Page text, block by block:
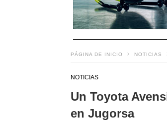
PÁGINA DE INICIO NOTICIAS
NOTICIAS
Un Toyota
en Jugorsa